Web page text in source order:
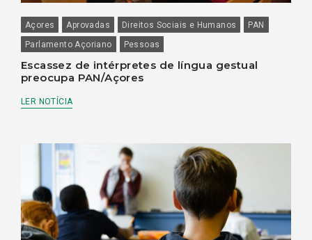
Açores Aprovadas Direitos Sociais e Humanos
PAN
Parlamento Açoriano
Pessoas
Escassez de intérpretes de língua gestual
preocupa PAN/Açores
LER NOTÍCIA